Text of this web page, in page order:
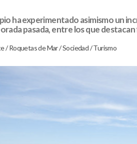
ha experimentado asimismo un
pasada, entre los que
/Roquetas de Mar/Sociedad/Turismo